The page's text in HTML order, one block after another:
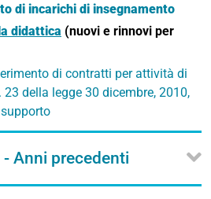
di incarichi di insegnamento
didattica (nuovi e rinnovi per
di contratti per attività di
della legge 30 dicembre, 2010,
Anni precedenti